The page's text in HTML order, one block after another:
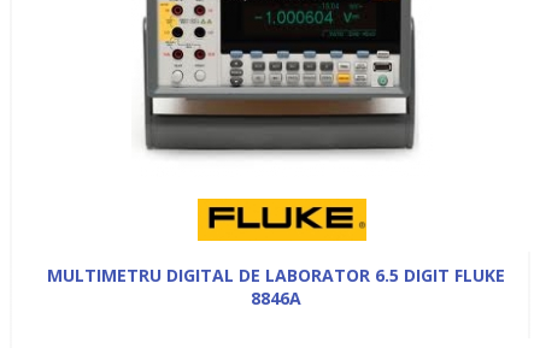
MULTIMETRU DIGITAL DE LABORATOR 6.5 DIGIT FLUKE
8846A